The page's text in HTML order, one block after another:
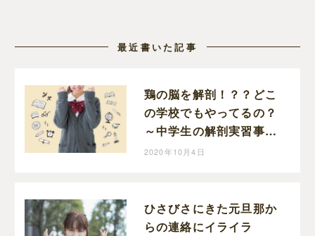
最近書いた記事
鶏の脳を解剖！？？どこ
の学校でもやってるの？
～中学生の解剖実習事情
～
2020年10月4日
ひさびさにきた元旦那か
らの連絡にイライラ